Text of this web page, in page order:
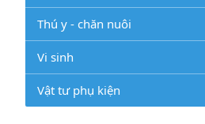
Thú y - chăn nuôi
Vi sinh
Vật tư phụ kiện